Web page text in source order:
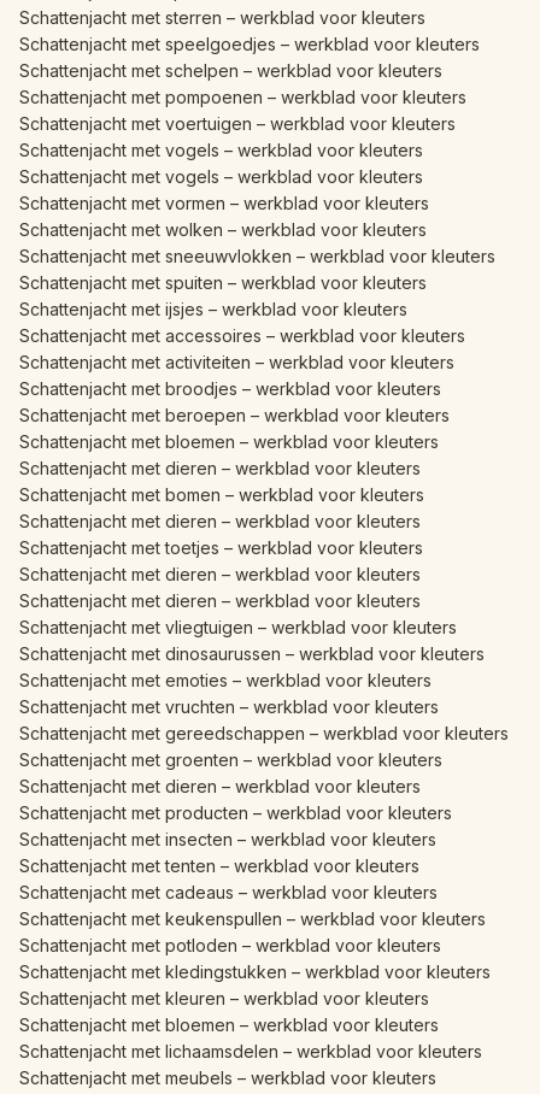
Schattenjacht met sterren – werkblad voor kleuters
Schattenjacht met speelgoedjes – werkblad voor kleuters
Schattenjacht met schelpen – werkblad voor kleuters
Schattenjacht met pompoenen – werkblad voor kleuters
Schattenjacht met voertuigen – werkblad voor kleuters
Schattenjacht met vogels – werkblad voor kleuters
Schattenjacht met vogels – werkblad voor kleuters
Schattenjacht met vormen – werkblad voor kleuters
Schattenjacht met wolken – werkblad voor kleuters
Schattenjacht met sneeuwvlokken – werkblad voor kleuters
Schattenjacht met spuiten – werkblad voor kleuters
Schattenjacht met ijsjes – werkblad voor kleuters
Schattenjacht met accessoires – werkblad voor kleuters
Schattenjacht met activiteiten – werkblad voor kleuters
Schattenjacht met broodjes – werkblad voor kleuters
Schattenjacht met beroepen – werkblad voor kleuters
Schattenjacht met bloemen – werkblad voor kleuters
Schattenjacht met dieren – werkblad voor kleuters
Schattenjacht met bomen – werkblad voor kleuters
Schattenjacht met dieren – werkblad voor kleuters
Schattenjacht met toetjes – werkblad voor kleuters
Schattenjacht met dieren – werkblad voor kleuters
Schattenjacht met dieren – werkblad voor kleuters
Schattenjacht met vliegtuigen – werkblad voor kleuters
Schattenjacht met dinosaurussen – werkblad voor kleuters
Schattenjacht met emoties – werkblad voor kleuters
Schattenjacht met vruchten – werkblad voor kleuters
Schattenjacht met gereedschappen – werkblad voor kleuters
Schattenjacht met groenten – werkblad voor kleuters
Schattenjacht met dieren – werkblad voor kleuters
Schattenjacht met producten – werkblad voor kleuters
Schattenjacht met insecten – werkblad voor kleuters
Schattenjacht met tenten – werkblad voor kleuters
Schattenjacht met cadeaus – werkblad voor kleuters
Schattenjacht met keukenspullen – werkblad voor kleuters
Schattenjacht met potloden – werkblad voor kleuters
Schattenjacht met kledingstukken – werkblad voor kleuters
Schattenjacht met kleuren – werkblad voor kleuters
Schattenjacht met bloemen – werkblad voor kleuters
Schattenjacht met lichaamsdelen – werkblad voor kleuters
Schattenjacht met meubels – werkblad voor kleuters